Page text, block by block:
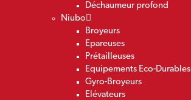
Déchaumeur profond
Niubo
Broyeurs
Epareuses
Prétailleuses
Equipements Eco-Durables
Gyro-Broyeurs
Elévateurs